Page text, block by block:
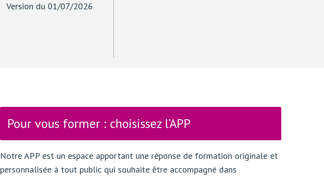
Version du 01/07/2026
Pour vous former : choisissez l’APP
Notre APP est un espace apportant une réponse de formation originale et
personnalisée à tout public qui souhaite être accompagné dans